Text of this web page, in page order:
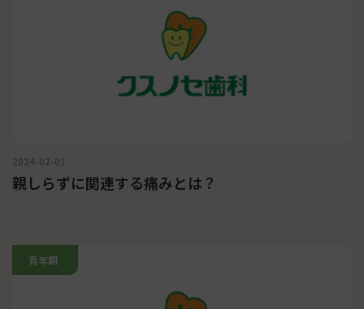
2024-02-01
親しらずに関連する痛みとは？
青年期